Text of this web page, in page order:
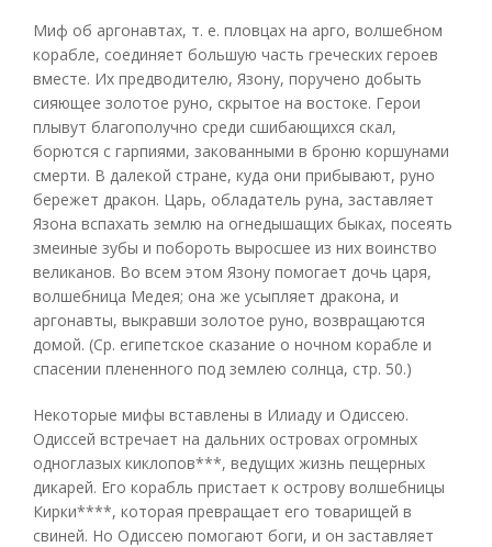
Миф об аргонавтах, т. е. пловцах на арго, волшебном
корабле, соединяет большую часть греческих героев
вместе. Их предводителю, Язону, поручено добыть
сияющее золотое руно, скрытое на востоке. Герои
плывут благополучно среди сшибающихся скал,
борются с гарпиями, закованными в броню коршунами
смерти. В далекой стране, куда они прибывают, руно
бережет дракон. Царь, обладатель руна, заставляет
Язона вспахать землю на огнедышащих быках, посеять
змеиные зубы и побороть выросшее из них воинство
великанов. Во всем этом Язону помогает дочь царя,
волшебница Медея; она же усыпляет дракона, и
аргонавты, выкравши золотое руно, возвращаются
домой. (Ср. египетское сказание о ночном корабле и
спасении плененного под землею солнца, стр. 50.)
Некоторые мифы вставлены в Илиаду и Одиссею.
Одиссей встречает на дальних островах огромных
одноглазых киклопов***, ведущих жизнь пещерных
дикарей. Его корабль пристает к острову волшебницы
Кирки****, которая превращает его товарищей в
свиней. Но Одиссею помогают боги, и он заставляет